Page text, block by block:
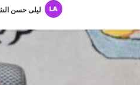
ليلى حسن